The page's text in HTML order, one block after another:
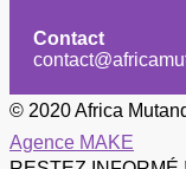
Contact
© 2020 Africa
Agence MAKE